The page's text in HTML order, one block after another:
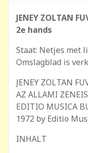
JENEY ZOLTAN
2e hands
Staat: Netjes met
Omslagblad is
JENEY ZOLTAN
AZ ALLAMI
EDITIO MUSICA
1972 by Editio
INHALT